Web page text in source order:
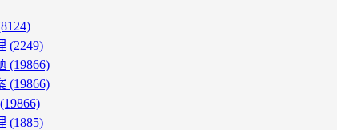
(2249)
(19866)
(19866)
(19866)
(1885)